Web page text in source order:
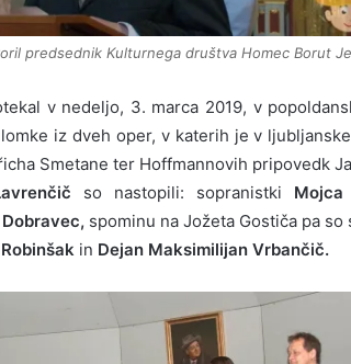
predsednik Kulturnega društva Homec Borut
v nedeljo, 3. marca 2019, v
iz dveh oper, v katerih je v
Smetane ter Hoffmannovih pripovedk
so nastopili: sopranistki Mojca
spominu na Jožeta Gostiča pa
in Dejan Maksimilijan Vrbančič.